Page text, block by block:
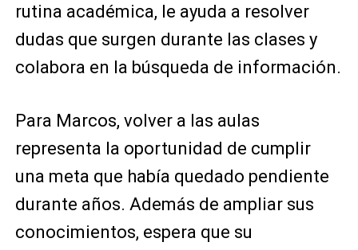
rutina académica, le ayuda a resolver
dudas que surgen durante las clases y
colabora en la búsqueda de información.
Para Marcos, volver a las aulas
representa la oportunidad de cumplir
una meta que había quedado pendiente
durante años. Además de ampliar sus
conocimientos, espera que su